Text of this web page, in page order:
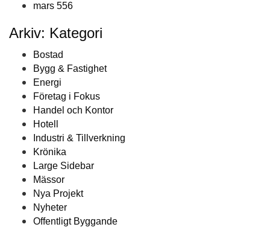
mars 556
Arkiv: Kategori
Bostad
Bygg & Fastighet
Energi
Företag i Fokus
Handel och Kontor
Hotell
Industri & Tillverkning
Krönika
Large Sidebar
Mässor
Nya Projekt
Nyheter
Offentligt Byggande